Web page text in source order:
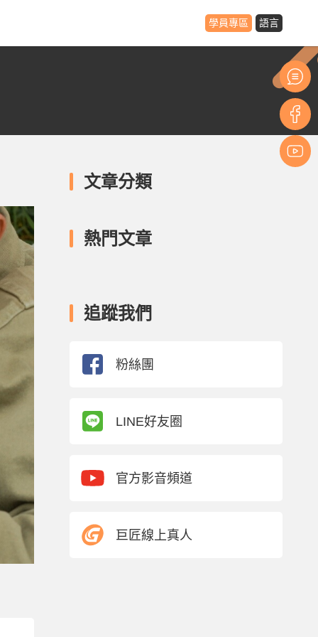
學員專區 語言
文章分類
熱門文章
追蹤我們
粉絲團
LINE好友圈
官方影音頻道
巨匠線上真人